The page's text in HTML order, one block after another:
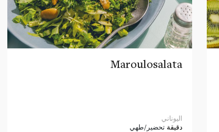
Maroulosalata
اليوناني
دقيقة تحضير/طهي